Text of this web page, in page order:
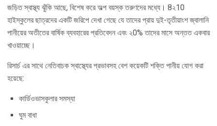
জড়িত স্বাস্থ্য ঝুঁকি আছে, বিশেষ করে অল্প বয়স্ক তরুণদের মধ্যে। 8২10
হাইস্কুলের ছাত্রদের একটি জরিপে দেখা গেছে যে তাদের প্রায় দুই-তৃতীয়াংশ জ্বালানি
পানীয়ের অতীতের বার্ষিক ব্যবহারের প্রতিবেদন এবং ২0% তাদের মাসে অন্তত একবার
খাওয়াচ্ছে।
রিসার্চ এর সাথে নেতিবাচক স্বাস্থ্যের প্রভাবসহ বেশ কয়েকটি শক্তি পানীয় যোগ করা
হয়েছে:
কার্ডিওভাসকুলার সমস্যা
ঘুম বাধা